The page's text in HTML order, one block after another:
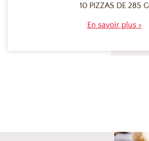
10 PIZZAS DE 285 G
En savoir plus >